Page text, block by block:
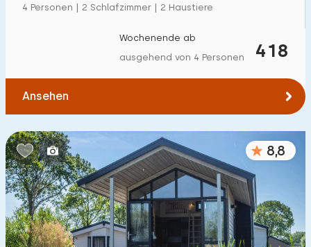
Zum Meer(max. km):
10 20
1 2
Zum Wasser (max. km)
1 2 5 10 20
Zu öffentlichen Verkehrsmitteln (max. km) :
0,2 0,5 1 2 5
4 Personen | 2 Schlafzimmer | 2 Haustiere
418
Wochenende ab
ausgehend von 4 Personen
Ansehen
8,8